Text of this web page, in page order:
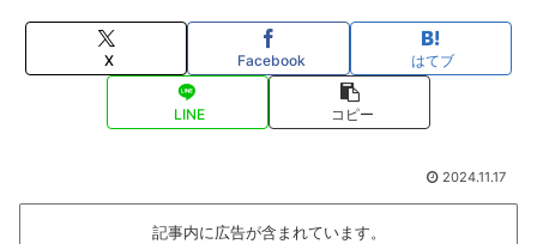
X Facebook はてブ
LINE コピー
2024.11.17
記事内に広告が含まれています。